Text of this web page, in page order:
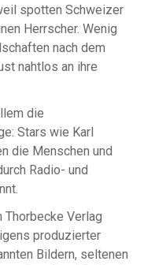
spotten Schweizer
Herrscher. Wenig
nach dem
nahtlos an ihre
die
Stars wie Karl
die Menschen und
Radio- und
Thorbecke Verlag
produzierter
Bildern, seltenen